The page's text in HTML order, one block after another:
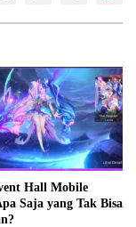
Hall Mobile
Saja yang Tak Bisa